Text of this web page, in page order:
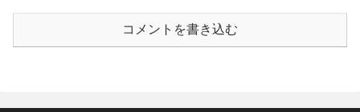
コメントを書き込む